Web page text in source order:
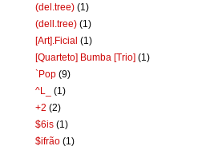
(del.tree) (1)
(dell.tree) (1)
[Art].Ficial (1)
[Quarteto] Bumba [Trio] (1)
`Pop (9)
^L_
(1)
+2 (2)
$6is (1)
$ifrão (1)